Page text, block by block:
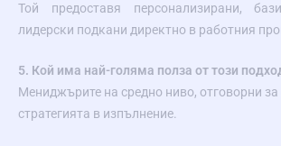
Той предоставя персонализирани,
лидерски подкани директно в работния
5. Кой има най-голяма полза от този
Мениджърите на средно ниво, отговорни
стратегията в изпълнение.